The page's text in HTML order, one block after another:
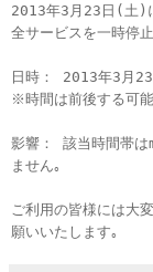
2013年3月23日(土)
全サービスを一時停止
日時： 2013年3月
※時間は前後する可能
影響： 該当時間帯
ません｡
ご利用の皆様には大
願いいたします｡